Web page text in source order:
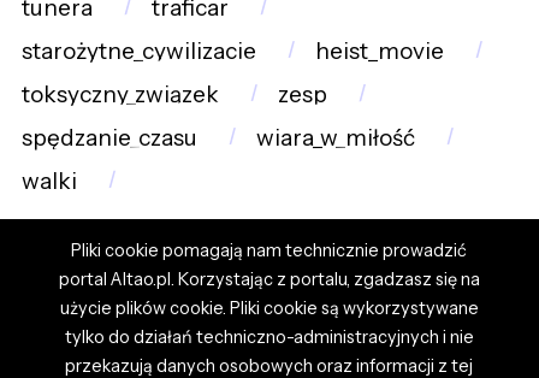
tunera
traficar
starożytne_cywilizacje
heist_movie
toksyczny_związek
zesp
spędzanie_czasu
wiara_w_miłość
walki
Pliki cookie pomagają nam technicznie prowadzić
portal Altao.pl. Korzystając z portalu, zgadzasz się na
użycie plików cookie. Pliki cookie są wykorzystywane
tylko do działań techniczno-administracyjnych i nie
przekazują danych osobowych oraz informacji z tej